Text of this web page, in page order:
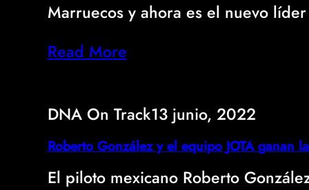
Marruecos y ahora es el nuevo
Read More
DNA On Track13 junio, 2022
Roberto González y el equipo JOTA ganan
El piloto mexicano Roberto